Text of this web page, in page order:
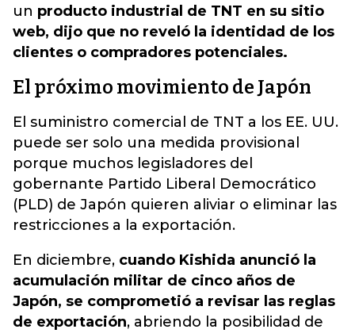
un producto industrial de TNT en su sitio
web, dijo que no reveló la identidad de los
clientes o compradores potenciales.
El próximo movimiento de Japón
El suministro comercial de TNT a los EE. UU.
puede ser solo una medida provisional
porque muchos legisladores del
gobernante Partido Liberal Democrático
(PLD) de Japón quieren aliviar o eliminar las
restricciones a la exportación.
En diciembre, cuando Kishida anunció la
acumulación militar de cinco años de
Japón, se comprometió a revisar las reglas
de exportación, abriendo la posibilidad de